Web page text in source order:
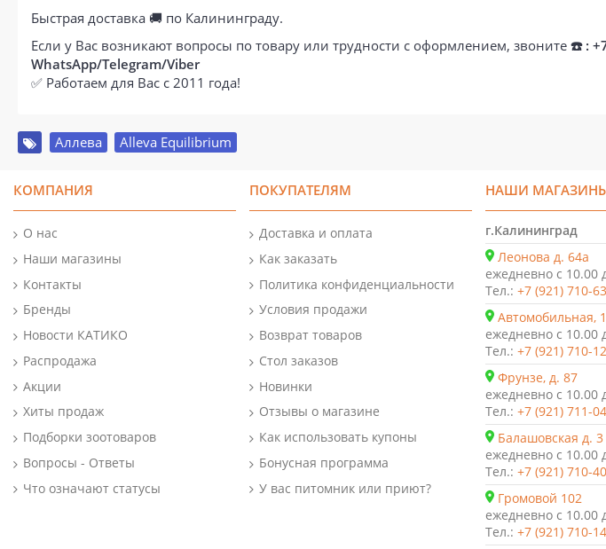
Быстрая доставка 🚚 по Калининграду.
Если у Вас возникают вопросы по товару или трудности с оформлением, звоните ☎️ :
WhatsApp/Telegram/Viber
✅ Работаем для Вас с 2011 года!
Аллева Alleva Equilibrium
КОМПАНИЯ
О нас
Наши магазины
Контакты
Бренды
Новости КАТИКО
Распродажа
Акции
Хиты продаж
Подборки зоотоваров
Вопросы - Ответы
Что означают статусы
ПОКУПАТЕЛЯМ
Доставка и оплата
Как заказать
Политика конфиденциальности
Условия продажи
Возврат товаров
Стол заказов
Новинки
Отзывы о магазине
Как использовать купоны
Бонусная программа
У вас питомник или приют?
НАШИ
г.Калининград
Леонова д. 64а
ежедневно с 10.00
Тел.: +7 (921) 710-
Автомобильная,
ежедневно с 10.00
Тел.: +7 (921) 710-
Фрунзе, д. 87
ежедневно с 10.00
Тел.: +7 (921) 711-
Балашовская д. 3
ежедневно с 10.00
Тел.: +7 (921) 710-
Громовой 102
ежедневно с 10.00
Тел.: +7 (921) 710-